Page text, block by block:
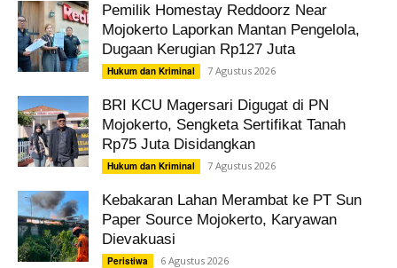
Pemilik Homestay Reddoorz Near
Mojokerto Laporkan Mantan Pengelola,
Dugaan Kerugian Rp127 Juta
Hukum dan Kriminal 7 Agustus 2026
BRI KCU Magersari Digugat di PN
Mojokerto, Sengketa Sertifikat Tanah
Rp75 Juta Disidangkan
Hukum dan Kriminal 7 Agustus 2026
Kebakaran Lahan Merambat ke PT Sun
Paper Source Mojokerto, Karyawan
Dievakuasi
Peristiwa 6 Agustus 2026